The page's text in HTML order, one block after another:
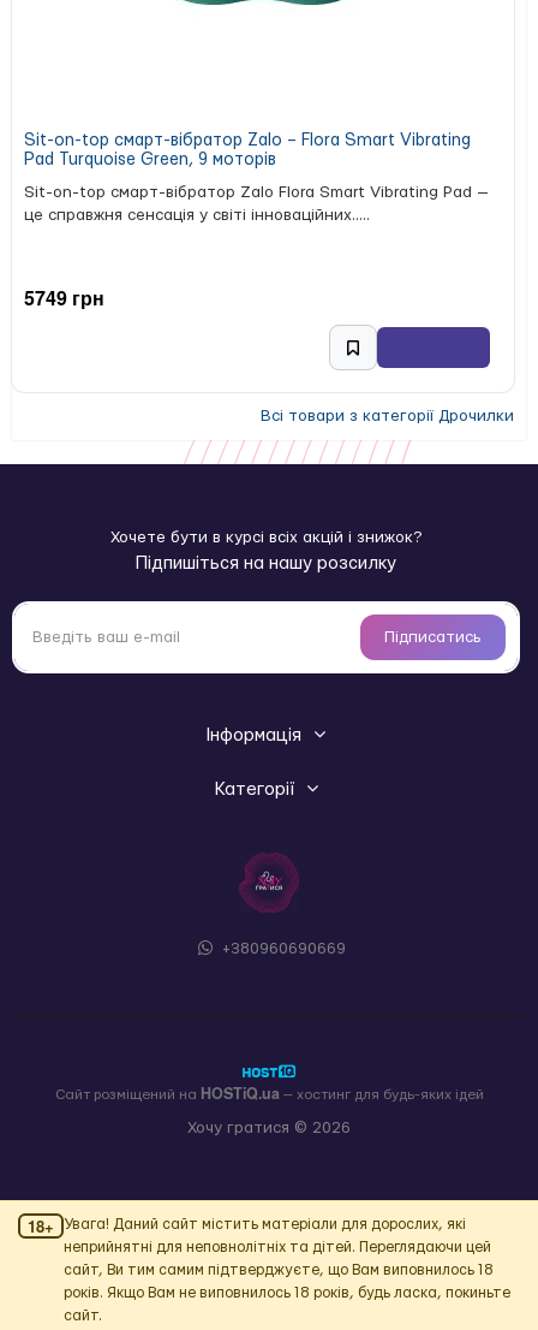
Sit-on-top смарт-вібратор Zalo – Flora Smart Vibrating
Pad Turquoise Green, 9 моторів
Sit-on-top смарт-вібратор Zalo Flora Smart Vibrating Pad —
це справжня сенсація у світі інноваційних.....
5749 грн
Всі товари з категорії Дрочилки
Хочете бути в курсі всіх акцій і знижок?
Підпишіться на нашу розсилку
Підписатись
Інформація
Категорії
+380960690669
Хочу гратися © 2026
Сайт розміщений на HOSTiQ.ua— хостинг для будь-яких ідей
18+
Увага! Даний сайт містить матеріали для дорослих, які
неприйнятні для неповнолітніх та дітей. Переглядаючи цей
сайт, Ви тим самим підтверджуєте, що Вам виповнилось 18
років. Якщо Вам не виповнилось 18 років, будь ласка, покиньте
сайт.